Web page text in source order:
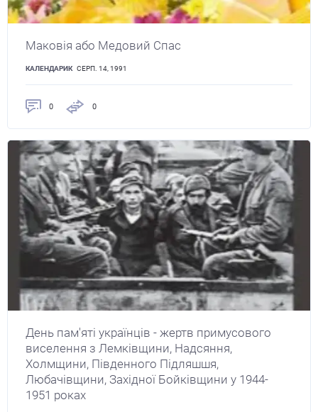
Маковія або Медовий Спас
КАЛЕНДАРИК СЕРП. 14, 1991
0 0
День пам'яті українців - жертв примусового
виселення з Лемківщини, Надсяння,
Холмщини, Південного Підляшшя,
Любачівщини, Західної Бойківщини у 1944-
1951 роках